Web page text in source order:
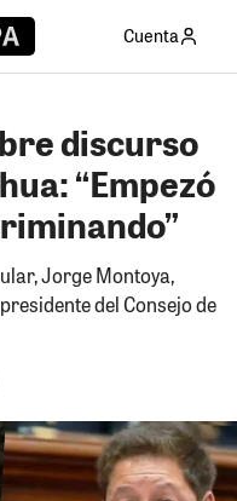
Cuenta
discurso
“Empezó
Jorge Montoya,
del Consejo de